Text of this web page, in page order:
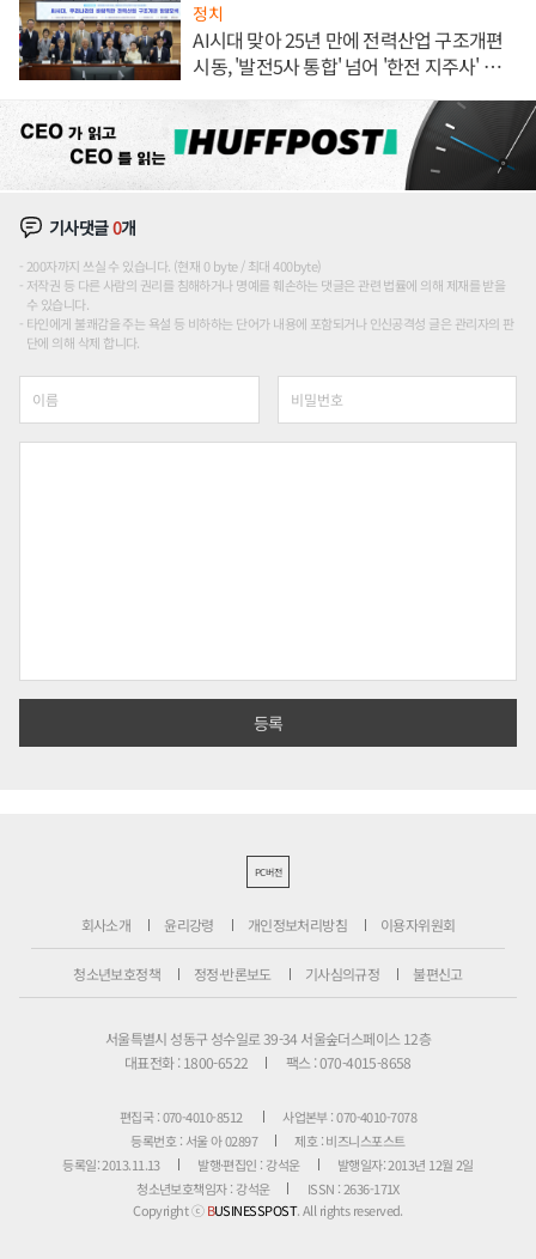
정치
AI시대 맞아 25년 만에 전력산업 구조개편
시동, '발전5사 통합' 넘어 '한전 지주사' 재편
기사댓글0개
200자까지 쓰실 수 있습니다. (현재 0 byte / 최대 400byte)
저작권 등 다른 사람의 권리를 침해하거나 명예를 훼손하는 댓글은 관련 법률에 의해 제재를 받을
수 있습니다.
타인에게 불쾌감을 주는 욕설 등 비하하는 단어가 내용에 포함되거나 인신공격성 글은 관리자의 판
단에 의해 삭제 합니다.
PC버전
회사소개 윤리강령 개인정보처리방침 이용자위원회
청소년보호정책 정정·반론보도 기사심의규정 불편신고
서울특별시 성동구 성수일로 39-34 서울숲더스페이스 12층
대표전화 : 1800-6522
팩스 : 070-4015-8658
편집국 : 070-4010-8512
사업본부 : 070-4010-7078
등록번호 : 서울 아 02897
제호 : 비즈니스포스트
등록일: 2013.11.13
발행·편집인 : 강석운
발행일자: 2013년 12월 2일
청소년보호책임자 : 강석운
ISSN : 2636-171X
Copyright ⓒBUSINESSPOST. All rights reserved.